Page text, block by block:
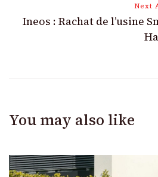
Next
Ineos : Rachat de l’usine
You may also like